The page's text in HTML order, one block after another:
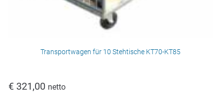
Transportwagen für 10 Stehtische KT70-KT85
€ 321,00 netto